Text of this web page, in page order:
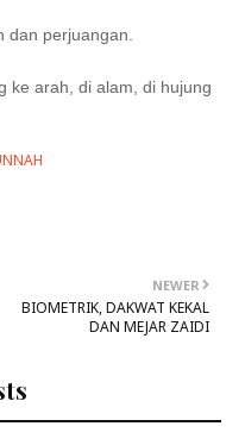
dan perjuangan.
ke arah, di alam, di hujung
NEWER
BIOMETRIK, DAKWAT KEKAL
DAN MEJAR ZAIDI